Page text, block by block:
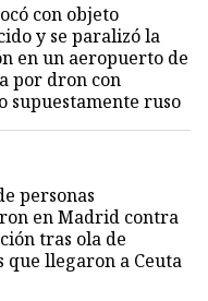
con objeto
y se paralizó la
en un aeropuerto de
por dron con
supuestamente ruso
personas
en Madrid contra
tras ola de
que llegaron a Ceuta